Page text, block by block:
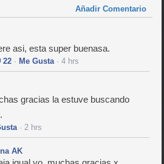
Añadir Comentario
asi, esta super buenasa.
22 · Me Gusta· 4 hrs
gracias la estuve buscando
· 2 hrs
AK